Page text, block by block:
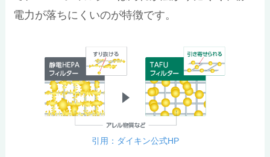
電力が落ちにくいのが特徴です。
引用：ダイキン公式HP